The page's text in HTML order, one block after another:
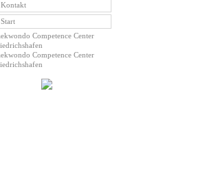
Kontakt
Start